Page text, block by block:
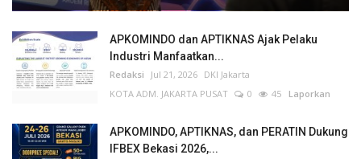
APKOMINDO dan APTIKNAS Ajak Pelaku
Industri Manfaatkan...
Redaksi Jul 21, 2026 DKI Jakarta
KOTA ADM. JAKARTA PUSAT
0 45 Laporkan
APKOMINDO, APTIKNAS, dan PERATIN Dukung
IFBEX Bekasi 2026,...